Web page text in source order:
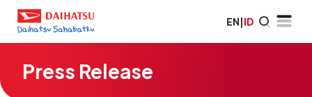
EN|ID
Press Release